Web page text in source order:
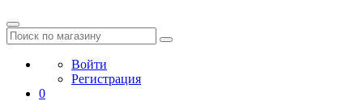
Войти
Регистрация
0